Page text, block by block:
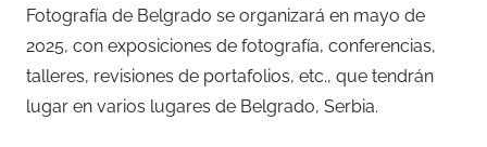
Fotografía de Belgrado se organizará en mayo de
2025, con exposiciones de fotografía, conferencias,
talleres, revisiones de portafolios, etc., que tendrán
lugar en varios lugares de Belgrado, Serbia.